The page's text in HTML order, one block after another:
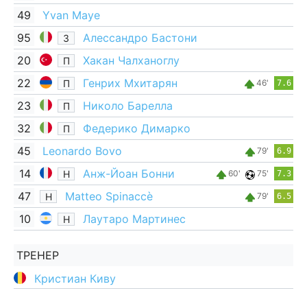
49
Yvan Maye
95
З
Алессандро Бастони
20
П
Хакан Чалханоглу
22
П Генрих Мхитарян 46' 7.6
23 П
Николо Барелла
32
П
Федерико Димарко
45
Leonardo Bovo 79' 6.9
14 Н Анж-Йоан Бонни 60' 75' 7.3
47 Н Matteo Spinaccè 79' 6.5
10 Н Лаутаро Мартинес
ТРЕНЕР
Кристиан Киву